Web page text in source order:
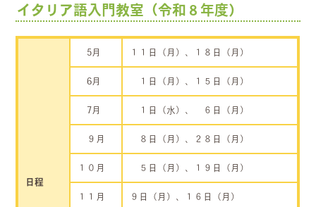
イタリア語入門教室（令和８年度）
日程
5月 １１日（月）、１８日（月）
6月 １日（月）、１５日（月）
7月 １日（水）、 ６日（月）
９月 ８日（月）、２８日（月）
１０月 ５日（月）、１９日（月）
１１月 ９日（月）、１６日（月）